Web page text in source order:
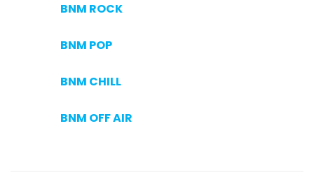
BNM ROCK
BNM POP
BNM CHILL
BNM OFF AIR